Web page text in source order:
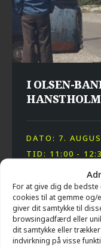
For at give dig de
cookies til at gemme og/
giver dit samtykke til
browsingadfærd eller
dit samtykke eller
indvirkning på visse
I OLSEN-
HANSTHOLM
DATO: 7.
TID: 11:00 -
STED: